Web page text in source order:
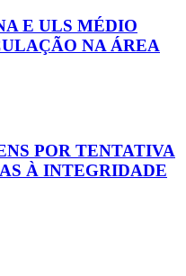
E ULS MÉDIO
NA ÁREA
POR TENTATIVA
À INTEGRIDADE